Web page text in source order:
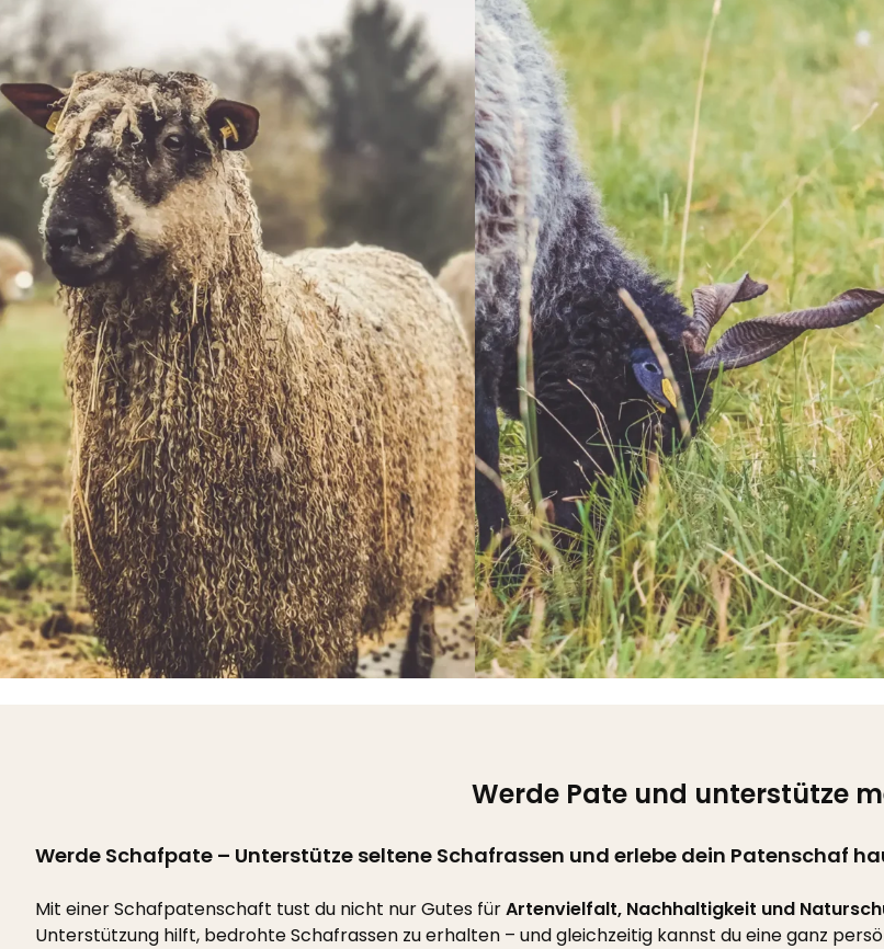
Werde Pate und unterstütze
Werde Schafpate – Unterstütze seltene Schafrassen und erlebe dein Patenschaf
Mit einer Schafpatenschaft tust du nicht nur Gutes fürArtenvielfalt, Nachhaltigkeit und
Unterstützung hilft, bedrohte Schafrassen zu erhalten – und gleichzeitig kannst du eine ganz